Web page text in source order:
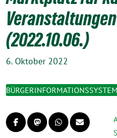
(2022.10.06.)
6. Oktober 2022
BÜRGERINFORMATIONSSYSTEM